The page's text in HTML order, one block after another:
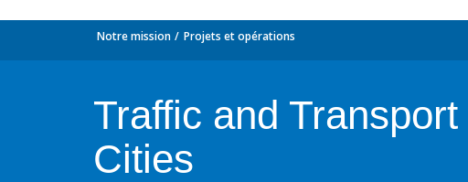
Notre mission Projets et opérations
Traffic and
Cities